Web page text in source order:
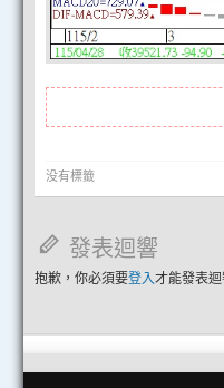
没有標籤
發表迴響
抱歉，你必須要登入才能發表迴